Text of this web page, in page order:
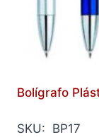
Bolígrafo
SKU: BP17